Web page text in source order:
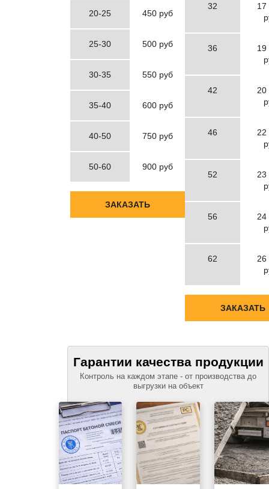
20-25 450 руб
25-30 500 руб
30-35 550 руб
35-40 600 руб
40-50 750 руб
50-60 900 руб
ЗАКАЗАТЬ
32
17
36
19
42
20
46
22
52
23
56
24
62
26
ЗАКАЗАТЬ
Гарантии качества продукции
Контроль на каждом этапе - от производства до
выгрузки на объект